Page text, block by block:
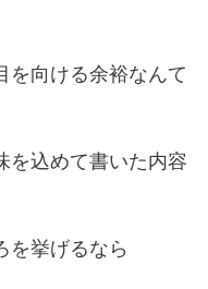
を向ける余裕なんて
を込めて書いた内容
を挙げるなら